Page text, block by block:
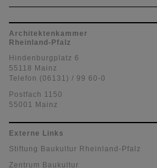
Architektenkammer
Rheinland-Pfalz
Hindenburgplatz 6
55118 Mainz
Telefon (06131) / 99 60-0
Postfach 1150
55001 Mainz
Externe Links
Stiftung Baukultur Rheinland-Pfalz
Zentrum Baukultur